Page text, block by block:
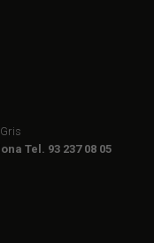
Tel. 93 237 08 05